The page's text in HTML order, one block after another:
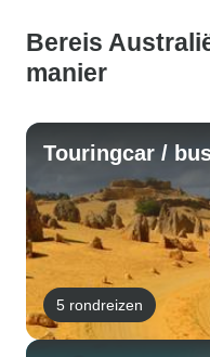
Bereis
manier
Touringcar /
5 rondreizen